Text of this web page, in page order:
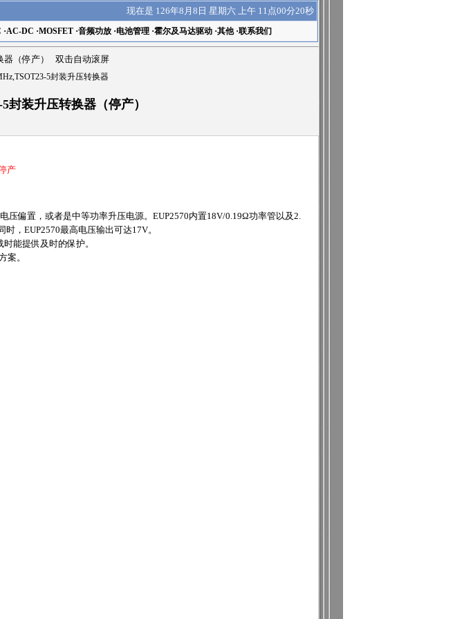
现在是 126年8月8日 星期六 上午 11点00分20秒
·AC-DC ·MOSFET·音频功放·电池管理·霍尔及马达驱动·其他·联系我们
器（停产） 双击自动滚屏
5封装升压转换器
封装升压转换器（停产）
产
压偏置，或者是中等功率升压电源。EUP2570内置18V/0.19Ω功率管以及2.
，EUP2570最高电压输出可达17V。
能提供及时的保护。
案。